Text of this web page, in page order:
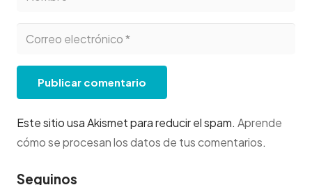
Publicar comentario
Este sitio usa Akismet para reducir el spam. Aprende
cómo se procesan los datos de tus comentarios.
Seguinos